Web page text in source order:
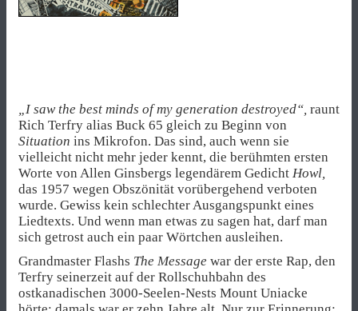
„I saw the best minds of my generation destroyed“, raunt
Rich Terfry alias Buck 65 gleich zu Beginn von
Situation ins Mikrofon. Das sind, auch wenn sie
vielleicht nicht mehr jeder kennt, die berühmten ersten
Worte von Allen Ginsbergs legendärem Gedicht Howl,
das 1957 wegen Obszönität vorübergehend verboten
wurde. Gewiss kein schlechter Ausgangspunkt eines
Liedtexts. Und wenn man etwas zu sagen hat, darf man
sich getrost auch ein paar Wörtchen ausleihen.
Grandmaster Flashs The Message war der erste Rap, den
Terfry seinerzeit auf der Rollschuhbahn des
ostkanadischen 3000-Seelen-Nests Mount Uniacke